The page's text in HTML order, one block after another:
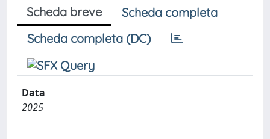
Scheda breve
Scheda completa
Scheda completa (DC)
Data
2025